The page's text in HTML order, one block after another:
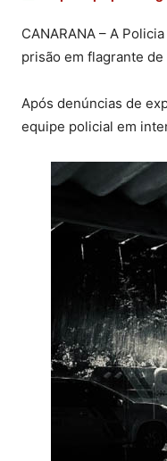
CANARANA – A
prisão em flagrante
Após denúncias de
equipe policial em